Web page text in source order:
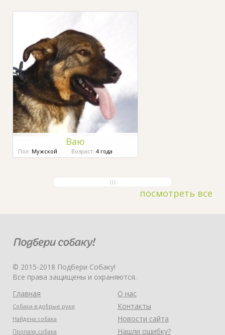
Ваю
Пол: Мужской Возраст: 4 года
посмотреть все
© 2015-2018 Подбери Собаку!
Все права защищены и охраняются.
Главная
Собаки в добрые руки
Найдена собака
Пропала собака
О нас
Контакты
Новости сайта
Нашли ошибку?